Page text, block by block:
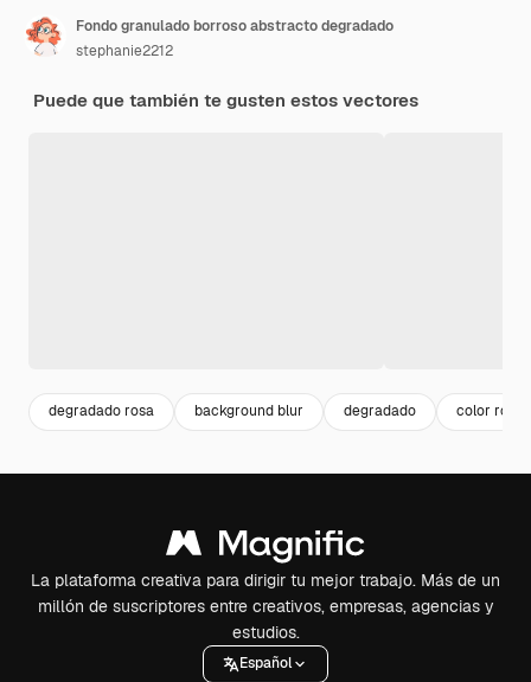
Fondo granulado borroso abstracto degradado
stephanie2212
Puede que también te gusten estos vectores
degradado rosa background blur degradado color
La plataforma creativa para dirigir tu mejor trabajo. Más de un
millón de suscriptores entre creativos, empresas, agencias y
estudios.
Español